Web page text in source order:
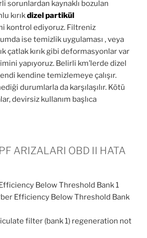
sorunlardan kaynaklı bozulan
kırıkdizel partikül
kontrol ediyoruz. Filtreniz
ise temizlik uygulaması , veya
çatlak kırık gibi deformasyonlar var
yapıyoruz. Belirli km’lerde dizel
kendine temizlemeye çalışır.
durumlarla da karşılaşılır. Kötü
devirsiz kullanım başlıca
ARIZALARI OBD II HATA
Below Threshold Bank 1
Efficiency Below Threshold Bank
filter (bank 1) regeneration not